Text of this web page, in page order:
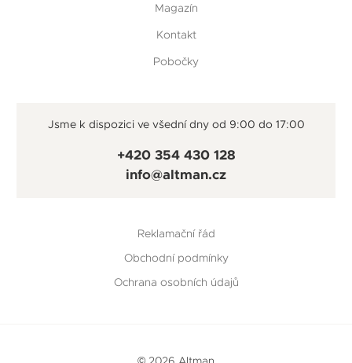
Magazín
Kontakt
Pobočky
Jsme k dispozici ve všední dny od 9:00 do 17:00
+420 354 430 128
info@altman.cz
Reklamační řád
Obchodní podmínky
Ochrana osobních údajů